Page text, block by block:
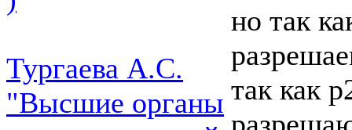
Тургаева А.С.
"Высшие органы
но так
так как